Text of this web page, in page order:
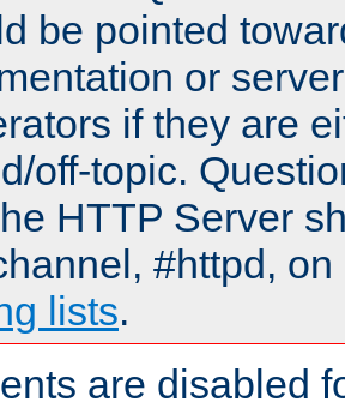
be pointed
or
if they are
off-topic.
HTTP Server
#httpd,
lists.
are disabled